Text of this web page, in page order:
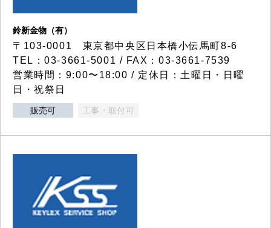
鈴新金物（有）
〒103-0001 東京都中央区日本橋小伝馬町8-6
TEL：03-3661-5001 / FAX：03-3661-7539
営業時間：9:00〜18:00 / 定休日：土曜日・日曜
日・祝祭日
販売可 工事・取付可